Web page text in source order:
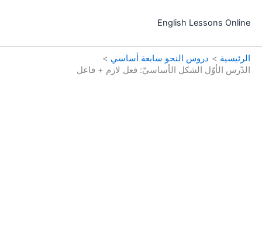
إلىEnglish Lessons Online
الرئيسية
دروس النحو سابعة أساسي
الدّرس الأوّل الشكل الأساسيّ: فعل لازم + فاعل